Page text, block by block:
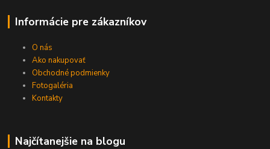
Informácie pre zákazníkov
O nás
Ako nakupovať
Obchodné podmienky
Fotogaléria
Kontakty
Najčítanejšie na blogu